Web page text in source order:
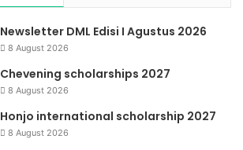
Newsletter DML Edisi I Agustus 2026
8 August 2026
Chevening scholarships 2027
8 August 2026
Honjo international scholarship 2027
8 August 2026